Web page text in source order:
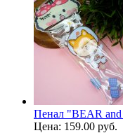
Пенал "BEAR
Цена: 159.00 руб.